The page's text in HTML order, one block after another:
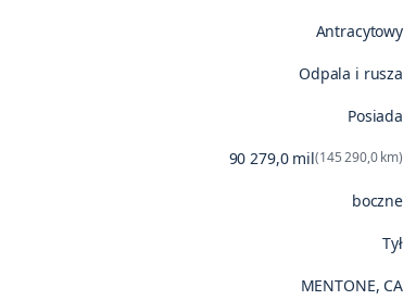
Antracytowy
Odpala i rusza
Posiada
90 279,0 mil(145 290,0 km)
boczne
Tył
MENTONE, CA